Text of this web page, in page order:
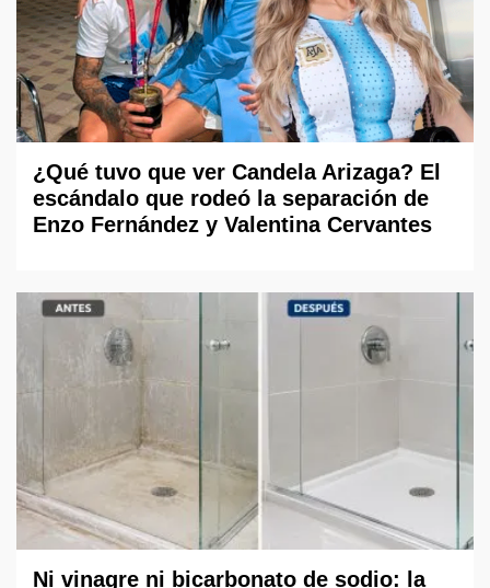
¿Qué tuvo que ver Candela Arizaga? El
escándalo que rodeó la separación de
Enzo Fernández y Valentina Cervantes
Ni vinagre ni bicarbonato de sodio: la